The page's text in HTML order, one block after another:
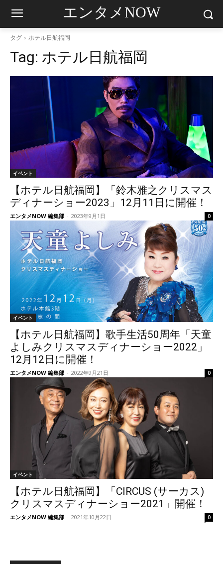
エンタメNOW
タグ ホテル日航福岡
Tag: ホテル日航福岡
イベント
【ホテル日航福岡】「鈴木雅之クリスマス
ディナーショー2023」12月11日に開催！
エンタメNOW 編集部 - 2023年9月1日 0
イベント
【ホテル日航福岡】歌手生活50周年「天童
よしみクリスマスディナーショー2022」
12月12日に開催！
エンタメNOW 編集部 - 2022年9月21日 0
イベント
【ホテル日航福岡】「CIRCUS (サーカス)
クリスマスディナーショー2021」開催！
エンタメNOW 編集部 - 2021年10月22日 0